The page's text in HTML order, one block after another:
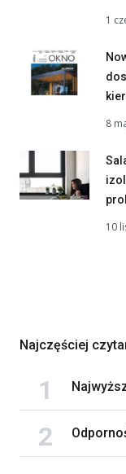
1
8
10
Najczęściej